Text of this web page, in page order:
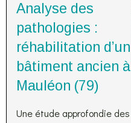
Analyse des
pathologies :
réhabilitation d’un
bâtiment ancien à
Mauléon (79)
Une étude approfondie des